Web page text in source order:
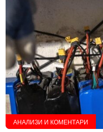
АНАЛИЗИ И КОМЕНТАРИ